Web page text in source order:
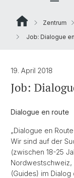
Zentrum
Job: Dialogue
19. April 2018
Job:
Dialogue en route
„Dialogue en
Wir sind auf der
(zwischen 18-25
Nordwestschweiz,
(Guides) im